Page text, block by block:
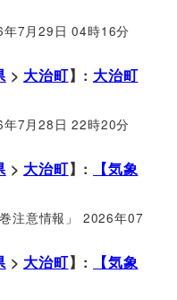
7月29日 04時16分
> 大治町】: 大治町
7月28日 22時20分
> 大治町】:
【気象
注意情報」 2026年07
> 大治町】:
【気象